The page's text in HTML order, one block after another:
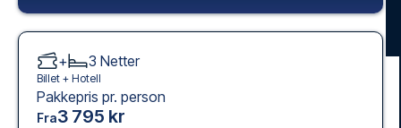
+ 3 Netter
Billet + Hotell
Pakkepris pr. person
Fra3 795 kr